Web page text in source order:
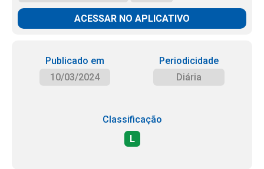
ACESSAR NO APLICATIVO
Publicado em
10/03/2024
Periodicidade
Diária
Classificação
L